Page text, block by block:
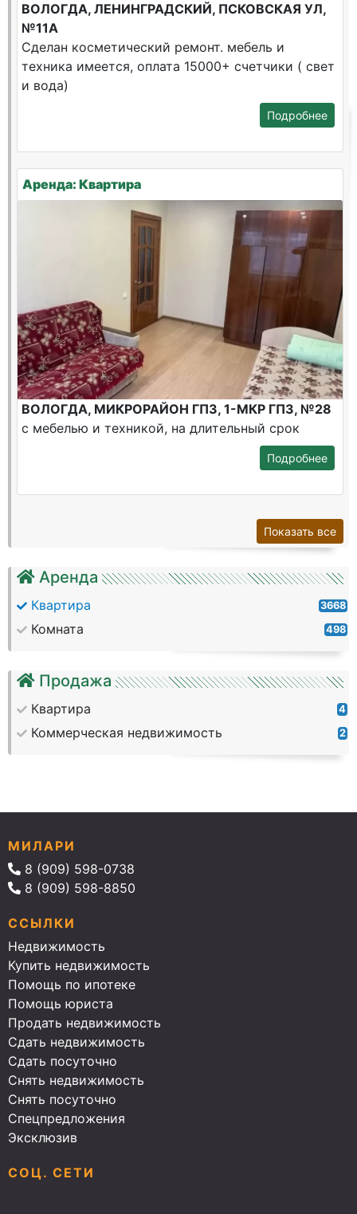
Аренда
Квартира 3668
Комната 498
Продажа
Квартира 4
Коммерческая недвижимость 2
ВОЛОГДА, ЛЕНИНГРАДСКИЙ, ПСКОВСКАЯ УЛ,
№11А
Сделан косметический ремонт. мебель и
техника имеется, оплата 15000+ счетчики ( свет
и вода)
Подробнее
Аренда: Квартира
ВОЛОГДА, МИКРОРАЙОН ГПЗ, 1-МКР ГПЗ, №28
с мебелью и техникой, на длительный срок
Подробнее
Показать все
МИЛАРИ
8 (909) 598-0738
8 (909) 598-8850
ССЫЛКИ
Недвижимость
Купить недвижимость
Помощь по ипотеке
Помощь юриста
Продать недвижимость
Сдать недвижимость
Сдать посуточно
Снять недвижимость
Снять посуточно
Спецпредложения
Эксклюзив
СОЦ. СЕТИ